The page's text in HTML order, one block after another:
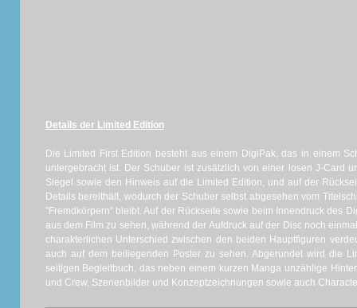
Details der Limited Edition
Die Limited First Edition besteht aus einem DigiPak, das in einem
untergebracht ist. Der Schuber ist zusätzlich von einer losen J-Card
Siegel sowie den Hinweis auf die Limited Edition, und auf der
Details bereithält, wodurch der Schuber selbst abgesehen vom
"Fremdkörpern" bleibt. Auf der Rückseite sowie beim Innendruck des
aus dem Film zu sehen, während der Aufdruck auf der Disc noch
charakterlichen Unterschied zwischen den beiden Hauptfiguren
auch auf dem beiliegenden Poster zu sehen. Abgerundet wird die
seitigen Begleitbuch, das neben einem kurzen Manga unzählige
und Crew, Szenenbilder und Konzeptzeichnungen sowie auch